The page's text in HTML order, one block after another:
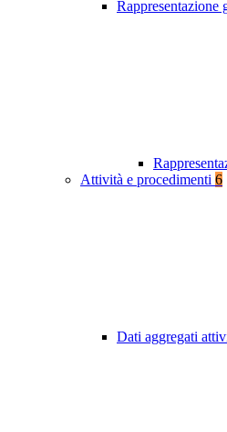
Rappresentazione
Attività e procedimenti 6
Dati aggregati